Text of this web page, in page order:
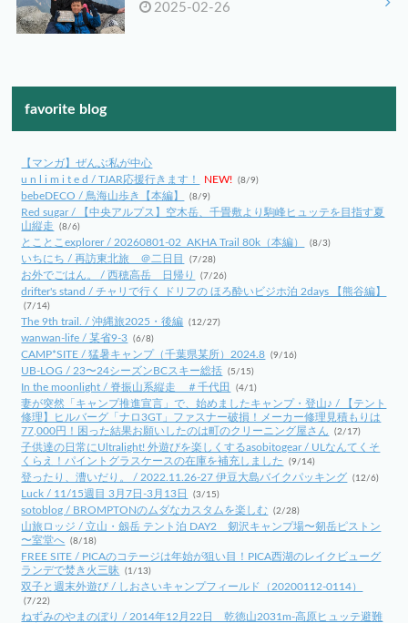
2025-02-26
favorite blog
【マンガ】ぜんぶ私が中心
u n l i m i t e d / TJAR応援行きます！
NEW! (8/9)
bebeDECO / 鳥海山歩き【本編】 (8/9)
Red sugar / 【中央アルプス】空木岳、千畳敷より駒峰ヒュッテを目指す夏
山縦走
(8/6)
とことこexplorer / 20260801-02_AKHA Trail 80k（本編） (8/3)
いちにち / 再訪東北旅 ＠二日目 (7/28)
お外でごはん。 / 西穂高岳 日帰り (7/26)
drifter's stand / チャリで行く ドリフの ほろ酔いビジホ泊 2days 【熊谷編】
(7/14)
The 9th trail. / 沖縄旅2025・後編 (12/27)
wanwan-life / 某省9-3 (6/8)
CAMP*SITE / 猛暑キャンプ（千葉県某所）2024.8 (9/16)
UB-LOG / 23〜24シーズンBCスキー総括 (5/15)
In the moonlight / 脊振山系縦走 ＃千代田 (4/1)
妻が突然「キャンプ推進宣言」で、始めましたキャンプ・登山♪ / 【テント
修理】ヒルバーグ「ナロ3GT」ファスナー破損！メーカー修理見積もりは
77,000円！困った結果お願いしたのは町のクリーニング屋さん
(2/17)
子供達の日常にUltralight! 外遊びを楽しくするasobitogear / ULなんてくそ
くらえ！パイントグラスケースの在庫を補充しました
(9/14)
登ったり、漕いだり。 / 2022.11.26-27 伊豆大島バイクパッキング (12/6)
Luck / 11/15週目 3月7日-3月13日 (3/15)
sotoblog / BROMPTONのムダなカスタムを楽しむ (2/28)
山旅ロッジ / 立山・劔岳 テント泊 DAY2 剱沢キャンプ場〜剱岳ピストン
〜室堂へ (8/18)
FREE SITE / PICAのコテージは年始が狙い目！PICA西湖のレイクビューグ
ランデで焚き火三昧
(1/13)
双子と週末外遊び / しおさいキャンプフィールド（20200112-0114）
(7/22)
ねずみのやまのぼり / 2014年12月22日 乾徳山2031m-高原ヒュッテ避難